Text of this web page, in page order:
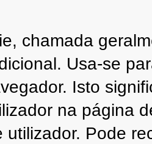
chamada
Usa-se
Isto
na página
utilizador. Pode